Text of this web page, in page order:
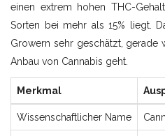
einen extrem hohen THC-
Sorten bei mehr als 15% liegt.
Growern sehr geschätzt, gerade
Anbau von Cannabis geht.
Merkmal
Wissenschaftlicher Name